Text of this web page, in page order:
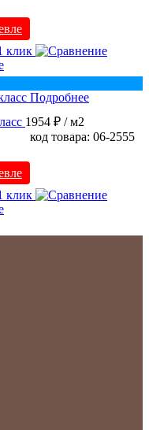
клик
Подробнее
1954 ₽ / м2
код товара: 06-2555
клик